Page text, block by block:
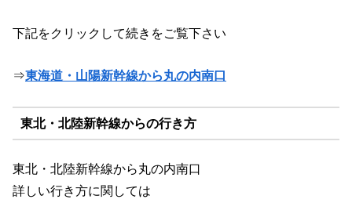
下記をクリックして続きをご覧下さい
⇒東海道・山陽新幹線から丸の内南口
東北・北陸新幹線からの行き方
東北・北陸新幹線から丸の内南口
詳しい行き方に関しては